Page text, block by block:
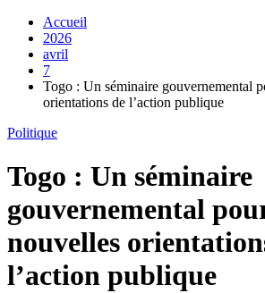
Accueil
2026
avril
7
Togo : Un séminaire gouvernemental
orientations de l’action publique
Politique
Togo : Un séminaire
gouvernemental
nouvelles
l’action publique